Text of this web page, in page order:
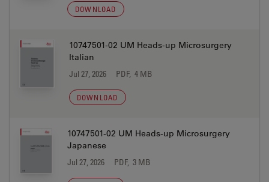
DOWNLOAD
10747501-02 UM Heads-up Microsurgery
Italian
Jul 27, 2026 PDF, 4 MB
DOWNLOAD
10747501-02 UM Heads-up Microsurgery
Japanese
Jul 27, 2026 PDF, 3 MB